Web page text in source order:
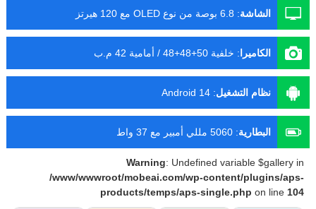
الشاشة: 6.8 بوصة من نوع OLED مع 120 هيرتز
الكاميرا : خلفية 50+48+48 / أمامية 42 م.ب
نظام التشغيل:
Android 14
البطارية: 5060 مللي أمبير مع 37 واط
Warning: Undefined variable $gallery in
/www/wwwroot/mobeai.com/wp-content/plugins/aps-
products/temps/aps-single.php on line 104